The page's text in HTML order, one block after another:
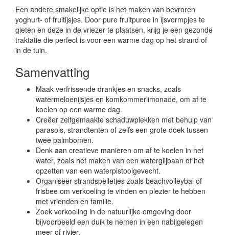
Een andere smakelijke optie is het maken van bevroren
yoghurt- of fruitijsjes. Door pure fruitpuree in ijsvormpjes te
gieten en deze in de vriezer te plaatsen, krijg je een gezonde
traktatie die perfect is voor een warme dag op het strand of
in de tuin.
Samenvatting
Maak verfrissende drankjes en snacks, zoals
watermeloenijsjes en komkommerlimonade, om af te
koelen op een warme dag.
Creëer zelfgemaakte schaduwplekken met behulp van
parasols, strandtenten of zelfs een grote doek tussen
twee palmbomen.
Denk aan creatieve manieren om af te koelen in het
water, zoals het maken van een waterglijbaan of het
opzetten van een waterpistoolgevecht.
Organiseer strandspelletjes zoals beachvolleybal of
frisbee om verkoeling te vinden en plezier te hebben
met vrienden en familie.
Zoek verkoeling in de natuurlijke omgeving door
bijvoorbeeld een duik te nemen in een nabijgelegen
meer of rivier.